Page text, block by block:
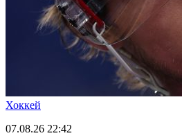
Хоккей
07.08.26 22:42